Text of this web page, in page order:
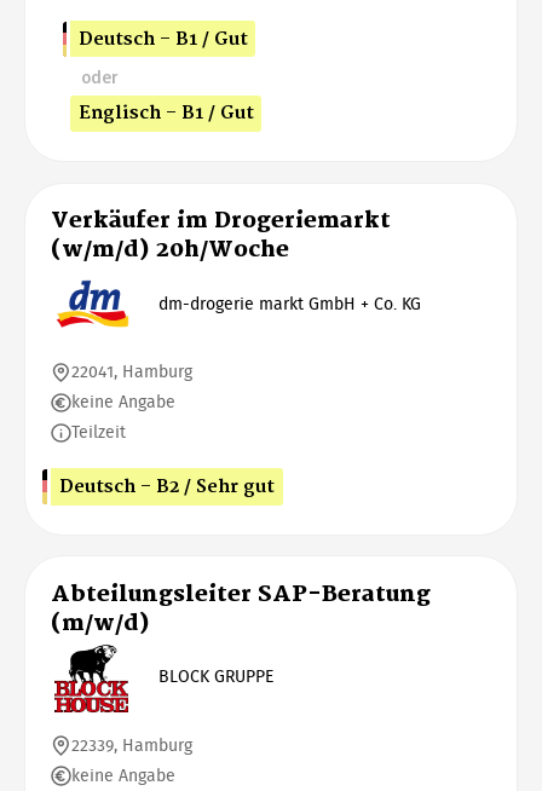
Deutsch - B1 / Gut
oder
Englisch - B1 / Gut
Verkäufer im Drogeriemarkt
(w/m/d) 20h/Woche
dm-drogerie markt GmbH + Co. KG
22041, Hamburg
keine Angabe
Teilzeit
Deutsch - B2 / Sehr gut
Abteilungsleiter SAP-Beratung
(m/w/d)
BLOCK GRUPPE
22339, Hamburg
keine Angabe